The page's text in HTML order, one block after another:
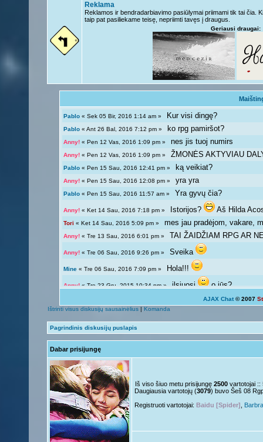
Reklama
Reklamos ir bendradarbiavimo pasiūlymai priimami tik tai čia.
taip pat pasiliekame teisę, nepriimti tavęs į draugus.
Geriausi draugai:
Pablo « Sek 05 Bir, 2016 1:14 am » Kur visi dingę?
Pablo « Ant 26 Bal, 2016 7:12 pm » ko rpg pamiršot?
Anny! « Pen 12 Vas, 2016 1:09 pm »nes jis tuoj numirs
Anny! « Pen 12 Vas, 2016 1:09 pm »ŽMONĖS AKTYVIAU
Pablo « Pen 15 Sau, 2016 12:41 pm » ką veikiat?
Anny! « Pen 15 Sau, 2016 12:08 pm »yra yra
Pablo « Pen 15 Sau, 2016 11:57 am » Yra gyvų čia?
Anny! « Ket 14 Sau, 2016 7:18 pm » Istorijos? Aš Hilda
Tori « Ket 14 Sau, 2016 5:09 pm »mes jau pradėjom, vakare,
Anny! « Tre 13 Sau, 2016 6:01 pm » TAI ŽAIDŽIAM RPG AR
Anny! « Tre 06 Sau, 2016 9:26 pm »Sveika
Mine « Tre 06 Sau, 2016 7:09 pm » Hola!!!
Anny! « Tre 23 Gru, 2015 10:34 pm »ilsiuosi o jūs?
Ką veikiat?
Anny!« Sek 13 Rgs, 2015 9:54 pm »galima ir atsipalaiduoti
Giedryte.« Sek 13 Rgs, 2015 7:40 pm »
Anny!« Pir 07 Rgs, 2015 9:14 pm »
Giedryte.« Pir 07 Rgs, 2015 7:36 pm » Nelabai..
Anny!« Pen 04 Rgs, 2015 9:51 pm » o tu? Juk irgi
Giedryte.« Pen 04 Rgs, 2015 5:29 pm »
Nesquik« Ant 01 Rgs, 2015 6:12 pm »ačiū ačiū
ir jus
AJAX Chat © 2007
Ištrinti visus diskusijų sausainėlius | Komanda
Pagrindinis diskusijų puslapis
Dabar prisijungę
Iš viso šiuo metu prisijungę 2500 vartotojai ::
Daugiausia vartotojų (3079) buvo Šeš 08
Registruoti vartotojai: Baidu [Spider]